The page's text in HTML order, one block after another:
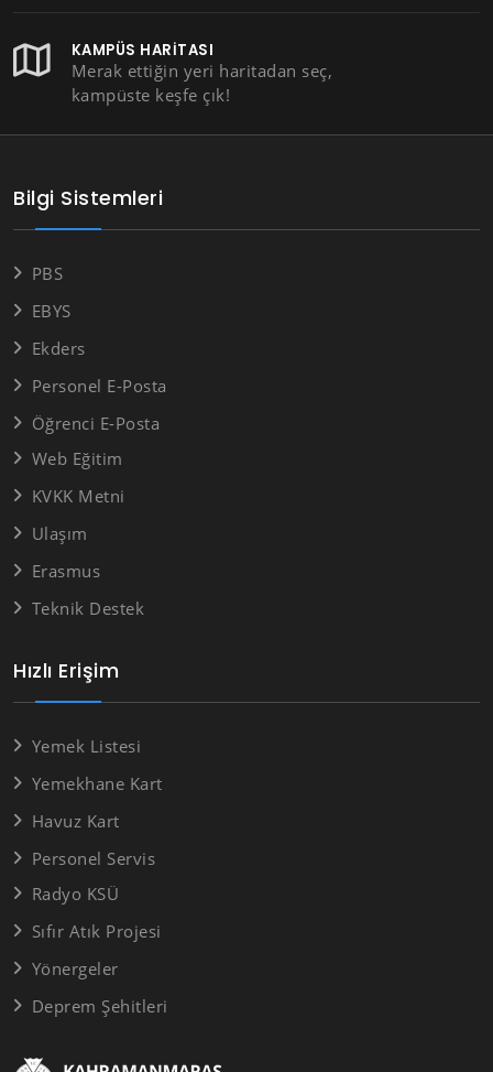
KAMPÜS HARITASI
Merak ettiğin yeri haritadan seç,
kampüste keşfe çık!
Hızlı Erişim
Yemek Listesi
Yemekhane Kart
Havuz Kart
Personel Servis
Radyo KSÜ
Sıfır Atık Projesi
Yönergeler
Deprem Şehitleri
Bilgi Sistemleri
PBS
EBYS
Ekders
Personel E-Posta
Öğrenci E-Posta
Web Eğitim
KVKK Metni
Ulaşım
Erasmus
Teknik Destek